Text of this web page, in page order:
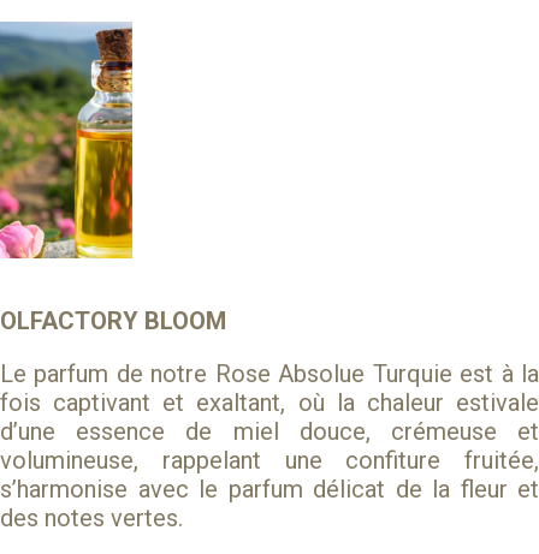
OLFACTORY BLOOM
Le parfum de notre Rose Absolue Turquie est à la
fois captivant et exaltant, où la chaleur estivale
d’une essence de miel douce, crémeuse et
volumineuse, rappelant une confiture fruitée,
s’harmonise avec le parfum délicat de la fleur et
des notes vertes.